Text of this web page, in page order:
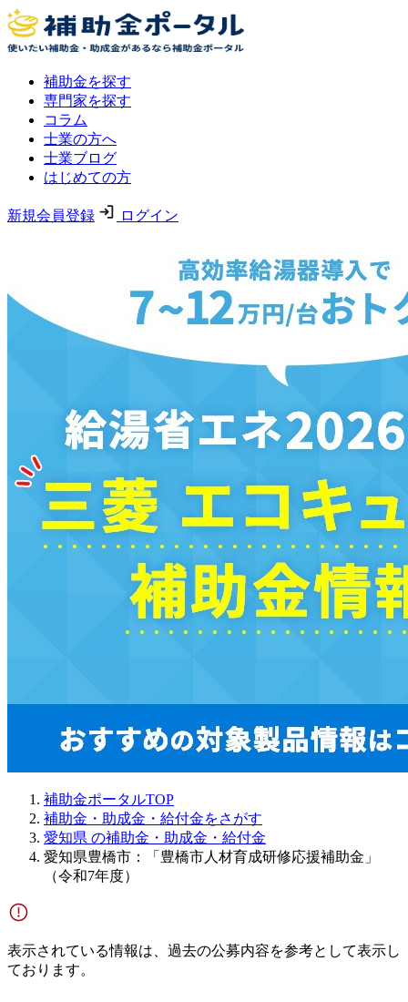
補助金を探す
専門家を探す
コラム
士業の方へ
士業ブログ
はじめての方
新規会員登録 ログイン
補助金ポータルTOP
補助金・助成金・給付金をさがす
愛知県 の補助金・助成金・給付金
愛知県豊橋市：「豊橋市人材育成研修応援補助金」
（令和7年度）
表示されている情報は、過去の公募内容を参考として表示し
ております。